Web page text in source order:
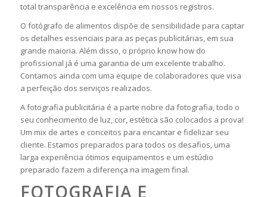
total transparência e excelência em nossos registros.
O fotógrafo de alimentos dispõe de sensibilidade para captar
os detalhes essenciais para as peças publicitárias, em sua
grande maioria. Além disso, o próprio know how do
profissional já é uma garantia de um excelente trabalho.
Contamos ainda com uma equipe de colaboradores que visa
a perfeição dos serviços realizados.
A fotografia publicitária é a parte nobre da fotografia, todo o
seu conhecimento de luz, cor, estética são colocados a prova!
Um mix de artes e conceitos para encantar e fidelizar seu
cliente. Estamos preparados para todos os desafios, uma
larga experiência ótimos equipamentos e um estúdio
preparado fazem a diferença na imagem final.
FOTOGRAFIA E